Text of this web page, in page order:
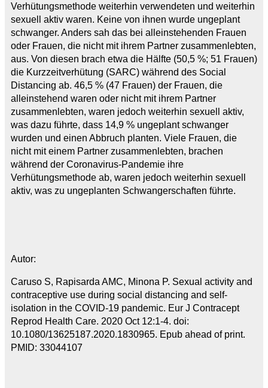
Verhütungsmethode weiterhin verwendeten und weiterhin
sexuell aktiv waren. Keine von ihnen wurde ungeplant
schwanger. Anders sah das bei alleinstehenden Frauen
oder Frauen, die nicht mit ihrem Partner zusammenlebten,
aus. Von diesen brach etwa die Hälfte (50,5 %; 51 Frauen)
die Kurzzeitverhütung (SARC) während des Social
Distancing ab. 46,5 % (47 Frauen) der Frauen, die
alleinstehend waren oder nicht mit ihrem Partner
zusammenlebten, waren jedoch weiterhin sexuell aktiv,
was dazu führte, dass 14,9 % ungeplant schwanger
wurden und einen Abbruch planten. Viele Frauen, die
nicht mit einem Partner zusammenlebten, brachen
während der Coronavirus-Pandemie ihre
Verhütungsmethode ab, waren jedoch weiterhin sexuell
aktiv, was zu ungeplanten Schwangerschaften führte.
Autor:
Caruso S, Rapisarda AMC, Minona P. Sexual activity and
contraceptive use during social distancing and self-
isolation in the COVID-19 pandemic. Eur J Contracept
Reprod Health Care. 2020 Oct 12:1-4. doi:
10.1080/13625187.2020.1830965. Epub ahead of print.
PMID: 33044107